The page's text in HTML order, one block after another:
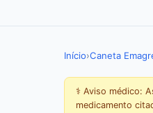
Início›Caneta
⚕️ Aviso médico:
medicamento